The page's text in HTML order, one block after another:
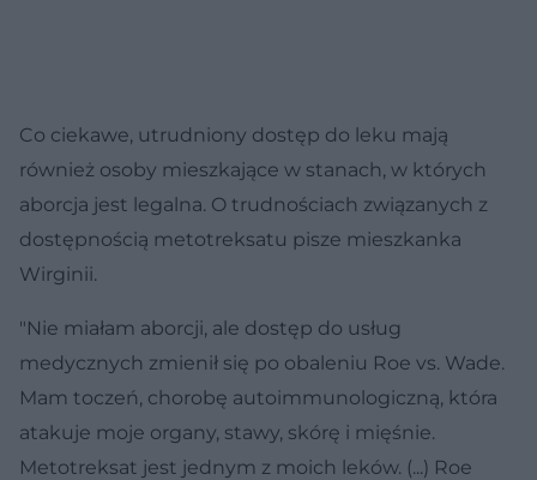
Co ciekawe, utrudniony dostęp do leku mają
również osoby mieszkające w stanach, w których
aborcja jest legalna. O trudnościach związanych z
dostępnością metotreksatu pisze mieszkanka
Wirginii.
"Nie miałam aborcji, ale dostęp do usług
medycznych zmienił się po obaleniu Roe vs. Wade.
Mam toczeń, chorobę autoimmunologiczną, która
atakuje moje organy, stawy, skórę i mięśnie.
Metotreksat jest jednym z moich leków. (...) Roe